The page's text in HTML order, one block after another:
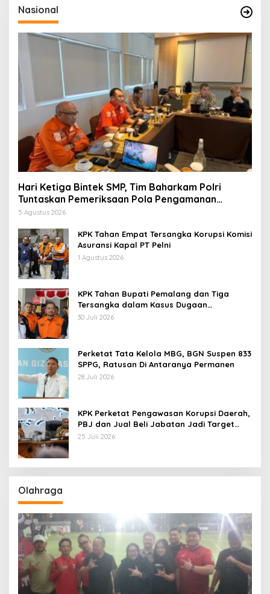
Nasional
Hari Ketiga Bintek SMP, Tim Baharkam Polri
Tuntaskan Pemeriksaan Pola Pengamanan
Pertamina Patra Niaga Jabar
5 Agustus 2026
KPK Tahan Empat Tersangka Korupsi Komisi
Asuransi Kapal PT Pelni
1 Agustus 2026
KPK Tahan Bupati Pemalang dan Tiga
Tersangka dalam Kasus Dugaan
Pemerasan
30 Juli 2026
Perketat Tata Kelola MBG, BGN Suspen 833
SPPG, Ratusan Di Antaranya Permanen
28 Juli 2026
KPK Perketat Pengawasan Korupsi Daerah,
PBJ dan Jual Beli Jabatan Jadi Target
Utama
25 Juli 2026
Olahraga